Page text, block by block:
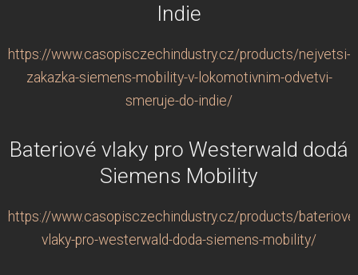
Indie
https://www.casopisczechindustry.cz/products/nejvetsi-
zakazka-siemens-mobility-v-lokomotivnim-odvetvi-
smeruje-do-indie/
Bateriové vlaky pro Westerwald dodá
Siemens Mobility
https://www.casopisczechindustry.cz/products/
vlaky-pro-westerwald-doda-siemens-mobility/